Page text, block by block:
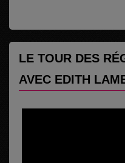
LE TOUR DES
AVEC EDITH